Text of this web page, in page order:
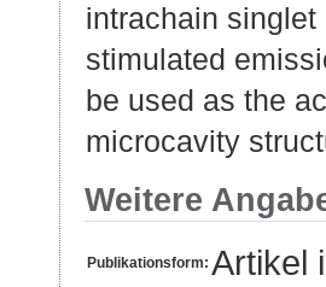
intrachain
stimulated
be used as the
microcavity
Weitere
Publikationsform: Artikel